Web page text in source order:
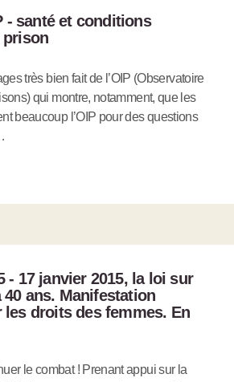
- santé et conditions
prison
très bien fait de l’OIP (Observatoire
qui montre, notamment, que les
beaucoup l’OIP pour des questions
- 17 janvier 2015, la loi sur
40 ans. Manifestation
les droits des femmes. En
le combat ! Prenant appui sur la